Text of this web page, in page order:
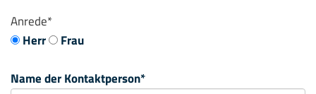
Anrede*
Herr
Frau
Name der Kontaktperson*